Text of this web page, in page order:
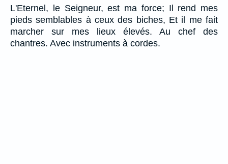
L'Eternel, le Seigneur, est ma force; Il rend mes
pieds semblables à ceux des biches, Et il me fait
marcher sur mes lieux élevés. Au chef des
chantres. Avec instruments à cordes.